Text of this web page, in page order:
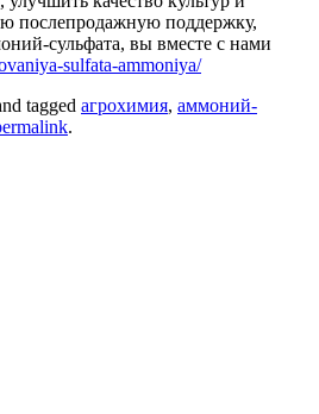
послепродажную поддержку,
сульфата, вы вместе с нами
sulfata-ammoniya/
tagged агрохимия, аммоний-
.